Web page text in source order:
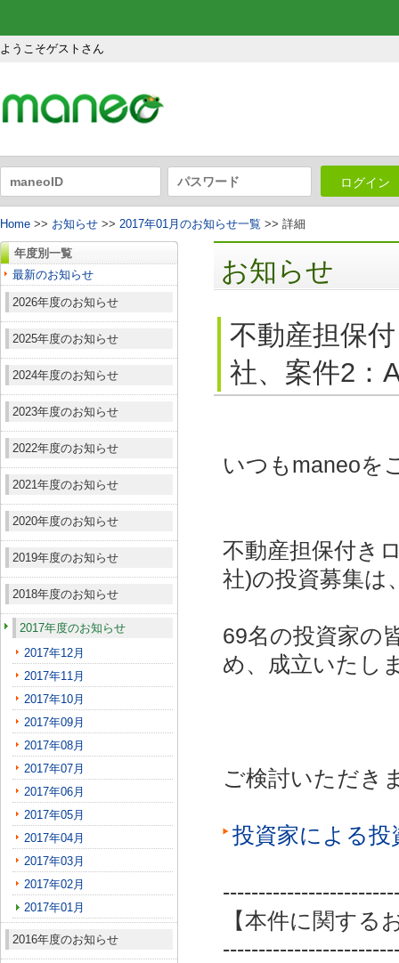
ようこそゲストさん
ログイン
Home >> お知らせ >> 2017年01月のお知らせ一覧 >> 詳細
年度別一覧
最新のお知らせ
2026年度のお知らせ
2025年度のお知らせ
2024年度のお知らせ
2023年度のお知らせ
2022年度のお知らせ
2021年度のお知らせ
2020年度のお知らせ
2019年度のお知らせ
2018年度のお知らせ
2017年度のお知らせ
2017年12月
2017年11月
2017年10月
2017年09月
2017年08月
2017年07月
2017年06月
2017年05月
2017年04月
2017年03月
2017年02月
2017年01月
2016年度のお知らせ
お知らせ
不動産担保
社、案件2：
いつもmaneoを
不動産担保付き
社)の投資募集は
69名の投資家の
め、成立いたし
ご検討いただき
投資家による
【本件に関する